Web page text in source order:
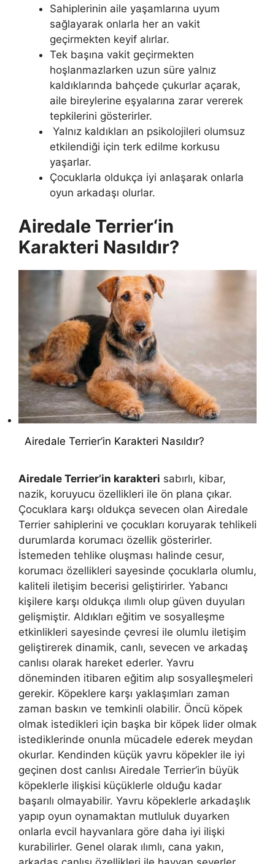
Sahiplerinin aile yaşamlarına uyum
sağlayarak onlarla her an vakit
geçirmekten keyif alırlar.
Tek başına vakit geçirmekten
hoşlanmazlarken uzun süre yalnız
kaldıklarında bahçede çukurlar açarak,
aile bireylerine eşyalarına zarar vererek
tepkilerini gösterirler.
Yalnız kaldıkları an psikolojileri olumsuz
etkilendiği için terk edilme korkusu
yaşarlar.
Çocuklarla oldukça iyi anlaşarak onlarla
oyun arkadaşı olurlar.
Airedale Terrier‘in
Karakteri Nasıldır?
Airedale Terrier‘in Karakteri Nasıldır?
Airedale Terrier’in karakteri sabırlı, kibar,
nazik, koruyucu özellikleri ile ön plana çıkar.
Çocuklara karşı oldukça sevecen olan Airedale
Terrier sahiplerini ve çocukları koruyarak tehlikeli
durumlarda korumacı özellik gösterirler.
İstemeden tehlike oluşması halinde cesur,
korumacı özellikleri sayesinde çocuklarla olumlu,
kaliteli iletişim becerisi geliştirirler. Yabancı
kişilere karşı oldukça ılımlı olup güven duyuları
gelişmiştir. Aldıkları eğitim ve sosyalleşme
etkinlikleri sayesinde çevresi ile olumlu iletişim
geliştirerek dinamik, canlı, sevecen ve arkadaş
canlısı olarak hareket ederler. Yavru
döneminden itibaren eğitim alıp sosyalleşmeleri
gerekir. Köpeklere karşı yaklaşımları zaman
zaman baskın ve temkinli olabilir. Öncü köpek
olmak istedikleri için başka bir köpek lider olmak
istediklerinde onunla mücadele ederek meydan
okurlar. Kendinden küçük yavru köpekler ile iyi
geçinen dost canlısı Airedale Terrier’in büyük
köpeklerle ilişkisi küçüklerle olduğu kadar
başarılı olmayabilir. Yavru köpeklerle arkadaşlık
yapıp oyun oynamaktan mutluluk duyarken
onlarla evcil hayvanlara göre daha iyi ilişki
kurabilirler. Genel olarak ılımlı, cana yakın,